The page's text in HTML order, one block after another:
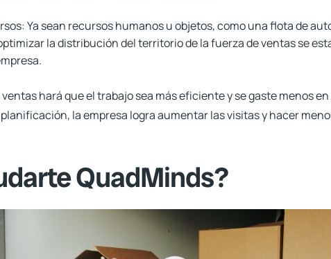
Ya sean recursos humanos u objetos, como una flota de
la distribución del territorio de la fuerza de ventas se
hará que el trabajo sea más eficiente y se gaste menos
la empresa logra aumentar las visitas y hacer
QuadMinds?